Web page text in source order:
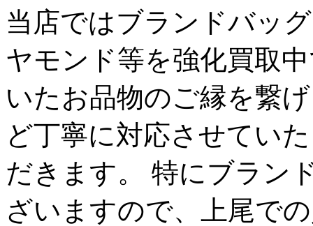
当店ではブランドバッ
ヤモンド等を強化買取
いたお品物のご縁を繋
ど丁寧に対応させていた
だきます。 特にブラン
ざいますので、上尾で